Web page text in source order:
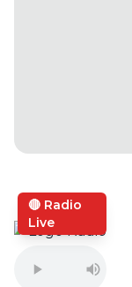
🔴 Radio
Live